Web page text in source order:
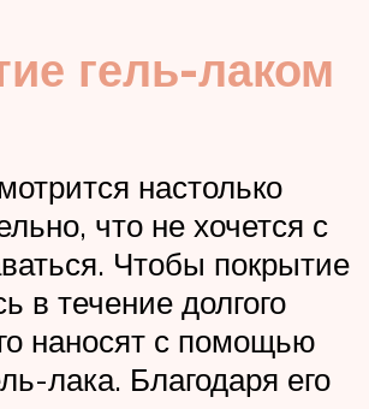
гель-лаком
настолько
что не хочется с
Чтобы покрытие
в течение долгого
наносят с помощью
лака. Благодаря его